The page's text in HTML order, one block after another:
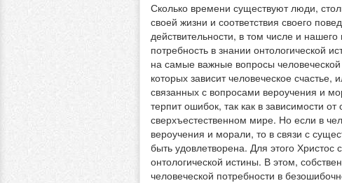
Сколько времени существуют люди,
своей жизни и соответствия своего
действительности, в том числе и
потребность в знании онтологической
на самые важные вопросы
которых зависит человеческое
связанных с вопросами вероучения и
терпит ошибок, так как в зависимости
сверхъестественном мире. Но если в
вероучения и морали, то в связи с
быть удовлетворена. Для этого
онтологической истины. В этом,
человеческой потребности в